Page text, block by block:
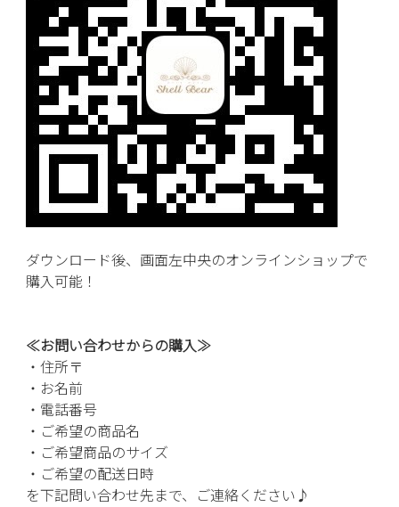
ダウンロード後、画面左中央のオンラインショップで
購入可能！
≪お問い合わせからの購入≫
・住所〒
・お名前
・電話番号
・ご希望の商品名
・ご希望商品のサイズ
・ご希望の配送日時
を下記問い合わせ先まで、ご連絡ください♪